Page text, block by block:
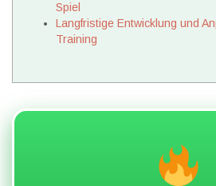
Spiel
Langfristige Entwicklung und
Training